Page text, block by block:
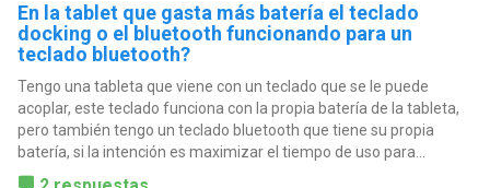
En la tablet que gasta más batería el teclado
docking o el bluetooth funcionando para un
teclado bluetooth?
Tengo una tableta que viene con un teclado que se le puede
acoplar, este teclado funciona con la propia batería de la tableta,
pero también tengo un teclado bluetooth que tiene su propia
batería, si la intención es maximizar el tiempo de uso para...